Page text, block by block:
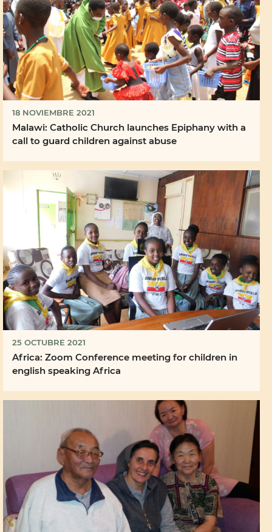
18 NOVIEMBRE 2021
Malawi: Catholic Church launches Epiphany with a
call to guard children against abuse
25 OCTUBRE 2021
Africa: Zoom Conference meeting for children in
english speaking Africa